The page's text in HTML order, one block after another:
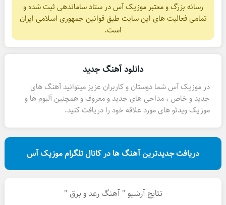
رسانه بزرگ و معتبر موزیک آس در ستاد ساماندهی ثبت شده و
تمامی فعالیت های این سایت طبق قوانین جمهوری اسلامی ایران
است.
دانلود آهنگ جدید
در موزیک آس شما دوستان و کاربران عزیز میتوانید آهنگ های
جدید و خاص ، مداحی های جدید و معروف و همچنین آلبوم ها و
موزیک ویدئو های مورد علاقه خود را دریافت کنید.
دریافت جدیدترین آهنگ ها در کانال تلگرام موزیک آس
نتایج آرشیو " آهنگ رعد و برق "